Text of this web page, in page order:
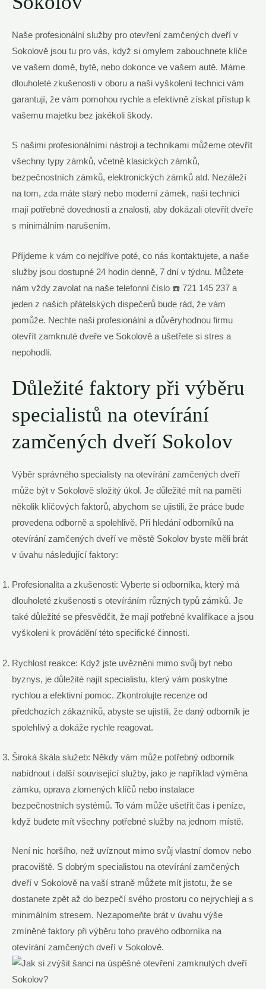
Naše profesionální služby pro otevření zamčených dveří v
Sokolově jsou tu pro vás, když si omylem zabouchnete klíče
ve vašem domě, bytě, nebo dokonce ve vašem autě. Máme
dlouholeté zkušenosti v oboru a naši vyškolení technici vám
garantují, že vám pomohou rychle a efektivně získat přístup k
vašemu majetku bez jakékoli škody.
S našimi profesionálními nástroji a technikami můžeme otevřít
všechny typy zámků, včetně klasických zámků,
bezpečnostních zámků, elektronických zámků atd. Nezáleží
na tom, zda máte starý nebo moderní zámek, naši technici
mají potřebné dovednosti a znalosti, aby dokázali otevřít dveře
s minimálním narušením.
Příjdeme k vám co nejdříve poté, co nás kontaktujete, a naše
služby jsou dostupné 24 hodin denně, 7 dní v týdnu. Můžete
nám vždy zavolat na naše telefonní číslo ☎️ 721 145 237 a
jeden z našich přátelských dispečerů bude rád, že vám
pomůže. Nechte naši profesionální a důvěryhodnou firmu
otevřít zamknuté dveře ve Sokolově a ušetřete si stres a
nepohodlí.
Důležité faktory při výběru
specialistů na otevírání
zamčených dveří Sokolov
Výběr správného specialisty na otevírání zamčených dveří
může být v Sokolově složitý úkol. Je důležité mít na paměti
několik klíčových faktorů, abychom se ujistili, že práce bude
provedena odborně a spolehlivě. Při hledání odborníků na
otevírání zamčených dveří ve městě Sokolov byste měli brát
v úvahu následující faktory:
Profesionalita a zkušenosti: Vyberte si odborníka, který má
dlouholeté zkušenosti s otevíráním různých typů zámků. Je
také důležité se přesvědčit, že mají potřebné kvalifikace a jsou
vyškoleni k provádění této specifické činnosti.
Rychlost reakce: Když jste uvězněni mimo svůj byt nebo
byznys, je důležité najít specialistu, který vám poskytne
rychlou a efektivní pomoc. Zkontrolujte recenze od
předchozích zákazníků, abyste se ujistili, že daný odborník je
spolehlivý a dokáže rychle reagovat.
Široká škála služeb: Někdy vám může potřebný odborník
nabídnout i další související služby, jako je například výměna
zámku, oprava zlomených klíčů nebo instalace
bezpečnostních systémů. To vám může ušetřit čas i peníze,
když budete mít všechny potřebné služby na jednom místě.
Není nic horšího, než uvíznout mimo svůj vlastní domov nebo
pracoviště. S dobrým specialistou na otevírání zamčených
dveří v Sokolově na vaší straně můžete mít jistotu, že se
dostanete zpět až do bezpečí svého prostoru co nejrychleji a s
minimálním stresem. Nezapomeňte brát v úvahu výše
zmíněné faktory při výběru toho pravého odborníka na
otevírání zamčených dveří v Sokolově.